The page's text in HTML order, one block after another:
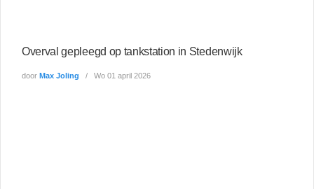
Overval gepleegd op tankstation in Stedenwijk
door Max Joling Wo 01 april 2026